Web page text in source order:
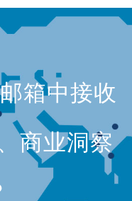
箱中接收
商业洞察